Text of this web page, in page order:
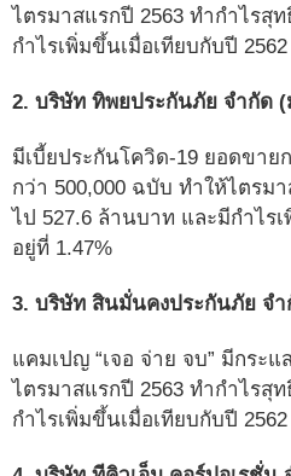
ไตรมาสแรกปี 2563 ทำกำไรสุ
กำไรเพิ่มขึ้นเมื่อเทียบกับปี
2. บริษัท ทิพยประกันภัย จำกัด
มีเบี้ยประกันโควิด-19 ยอดขาย
กว่า 500,000 ฉบับ ทำให้ไตรม
ไป 527.6 ล้านบาท และมีกำไร
อยู่ที่ 1.47%
3. บริษัท สินมั่นคงประกันภัย จ
แคมเปญ “เจอ จ่าย จบ” มีกระ
ไตรมาสแรกปี 2563 ทำกำไรสุ
กำไรเพิ่มขึ้นเมื่อเทียบกับปี